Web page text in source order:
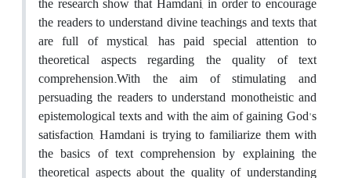
the readers to understand divine teachings and texts that
are full of mystical, has paid special attention to
theoretical aspects regarding the quality of text
comprehension.With the aim of stimulating and
persuading the readers to understand monotheistic and
epistemological texts and with the aim of gaining God's
satisfaction, Hamdani is trying to familiarize them with
the basics of text comprehension by explaining the
theoretical aspects about the quality of understanding